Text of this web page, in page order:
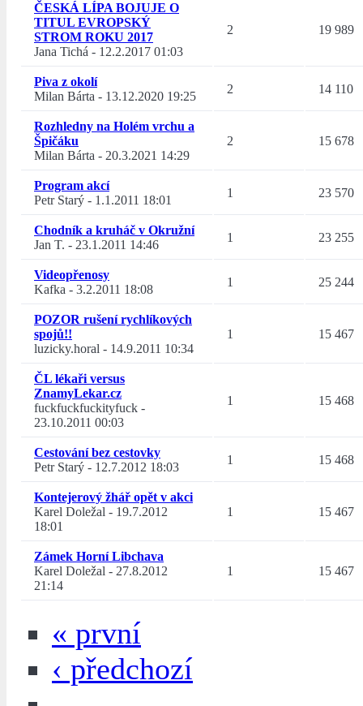
ČESKÁ LÍPA BOJUJE O
TITUL EVROPSKÝ
STROM ROKU 2017
Jana Tichá - 12.2.2017 01:03
2 19 989
Piva z okolí
Milan Bárta - 13.12.2020 19:25
2 14 110
Rozhledny na Holém vrchu a
Špičáku
Milan Bárta - 20.3.2021 14:29
2 15 678
Program akcí
Petr Starý - 1.1.2011 18:01
1 23 570
Chodník a kruháč v Okružní
Jan T. - 23.1.2011 14:46
1 23 255
Videopřenosy
Kafka - 3.2.2011 18:08
1 25 244
POZOR rušení rychlíkových
spojů!!
luzicky.horal - 14.9.2011 10:34
1 15 467
ČL lékaři versus
ZnamyLekar.cz
fuckfuckfuckityfuck -
23.10.2011 00:03
1 15 468
Cestování bez cestovky
Petr Starý - 12.7.2012 18:03
1 15 468
Kontejerový žhář opět v akci
Karel Doležal - 19.7.2012
18:01
1 15 467
Zámek Horní Libchava
Karel Doležal - 27.8.2012
21:14
1 15 467
« první
‹ předchozí